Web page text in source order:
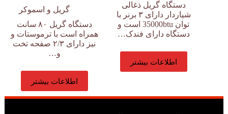
دستگاه گریل ذغالی
شیاردار دارای ۳ برنر با
توان 35000btu است و
دستگاه دارای فندک…
اطلاعات بیشتر
گریل و اسموکر
دستگاه گریل ۸۰ سانت
همراه است با ترموستات و
نیز دارای ۲/۳ صفحه تخت
و…
اطلاعات بیشتر